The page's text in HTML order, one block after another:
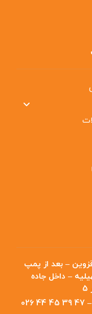
– بعد از پمپ
– داخل جاده
–
47 39 45 44 026